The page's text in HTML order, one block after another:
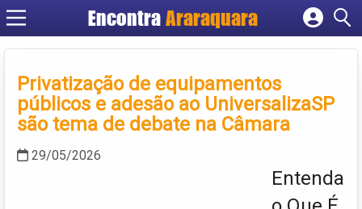
EncontraAraraquara
Cadastrar empresa
Criar conta
Privatização de equipamentos
públicos e adesão ao UniversalizaSP
são tema de debate na Câmara
29/05/2026
Entenda